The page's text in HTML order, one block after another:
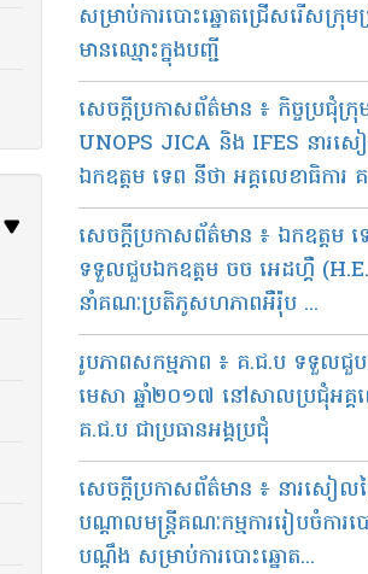
សម្រាប់ការបោះឆ្នោតជ្រើសរើស
មានឈ្មោះក្នុងបញ្ជី
សេច​ក្ដី​ប្រ​កាស​ព័ត៌មាន ៖ កិច្ចប្រជុំក្
UNOPS JICA និង IFES នារស
ឯកឧត្តម ទេព នីថា អគ្គលេខាធិការ គ
សេច​ក្ដី​ប្រកាស​ព័ត៌​មាន ៖ ឯកឧត្តម
ទទួល​ជួប​ឯកឧត្តម ចច អេដហ្គឺ
នាំ​គណៈ​ប្រតិភូ​សហភាព​អឺរ៉ុប ...
រូប​ភាព​សកម្ម​ភាព​ ៖ គ.ជ.ប ទទួល​ជួ
មេសា ឆ្នាំ​២០១៧ នៅសាលប្រជុំអគ្គល
គ.ជ.ប ជាប្រធានអង្គប្រជុំ
សេច​ក្ដី​ប្រកាស​ព័ត៌មាន ៖ នា​​​រសៀល
បណ្ដាល​មន្ត្រី​គណៈកម្មការ​រៀប​ចំកា
បណ្ដឹង សម្រាប់​ការ​បោះ​ឆ្នោត​...